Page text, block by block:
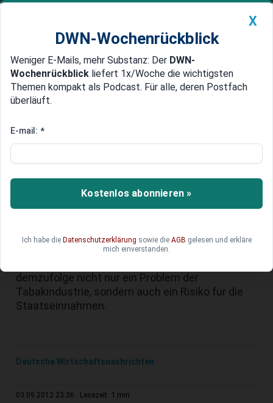
Newsticker MEIN DWN: Geldanlage Premium
Edelmetalle DWN-Magazin China
Zu hohe Steuern
Griechenland: Zigaretten-
Schmuggel gerät wegen Krise
außer Kontrolle
Während die griechische Tabakindustrie bedroht
Land extrem schnell. Grund hierfür sind die
enormen Steuern und die Finanzkrise. Das
demzufolge nicht nur ein Problem der
Tabakindustrie, sondern auch ein Risiko für die
Staatseinnahmen.
Deutsche Wirtschaftsnachrichten
03.09.2012 23:36 Lesezeit: 1 min
X
DWN-Wochenrückblick
Weniger E-Mails, mehr Substanz: Der DWN-
Wochenrückblick liefert 1x/Woche die wichtigsten
Themen kompakt als Podcast. Für alle, deren Postfach
überläuft.
E-mail: *
Kostenlos abonnieren »
Ich habe die Datenschutzerklärung sowie die AGB gelesen und erkläre
mich einverstanden.